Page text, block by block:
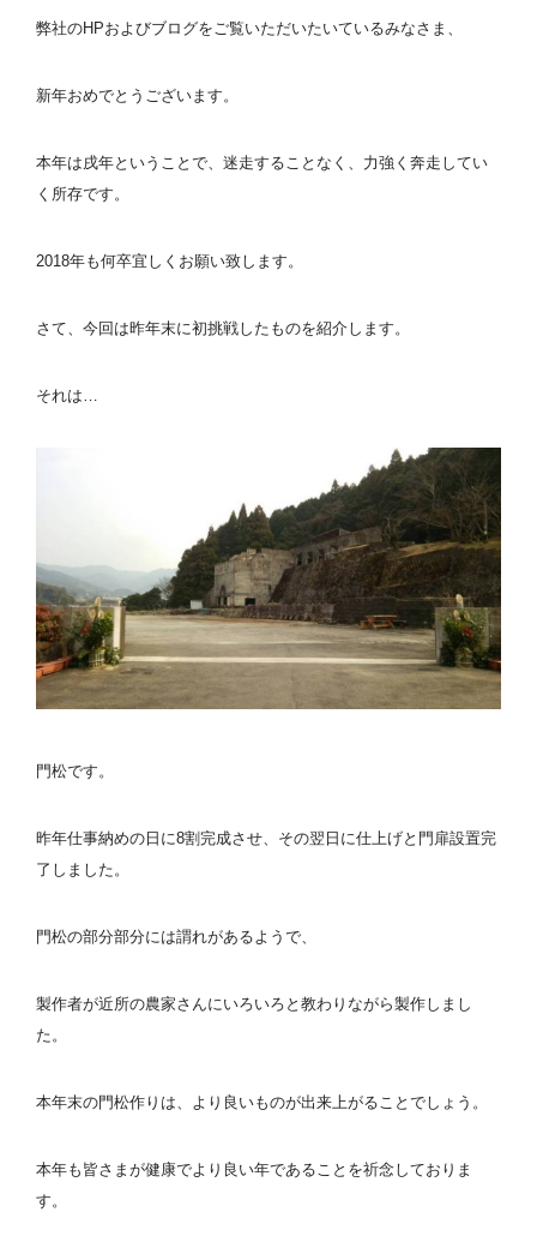
弊社のHPおよびブログをご覧いただいたいているみなさま、
新年おめでとうございます。
本年は戌年ということで、迷走することなく、力強く奔走してい
く所存です。
2018年も何卒宜しくお願い致します。
さて、今回は昨年末に初挑戦したものを紹介します。
それは…
門松です。
昨年仕事納めの日に8割完成させ、その翌日に仕上げと門扉設置完
了しました。
門松の部分部分には謂れがあるようで、
製作者が近所の農家さんにいろいろと教わりながら製作しまし
た。
本年末の門松作りは、より良いものが出来上がることでしょう。
本年も皆さまが健康でより良い年であることを祈念しておりま
す。